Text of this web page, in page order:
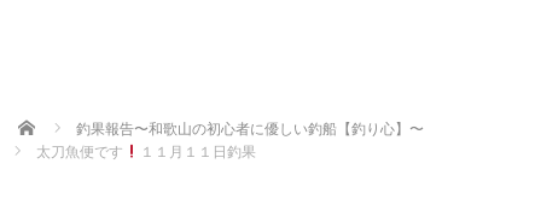
Home
釣果報告〜和歌山の初心者に優しい釣船【釣り心】〜
太刀魚便です
１１月１１日釣果